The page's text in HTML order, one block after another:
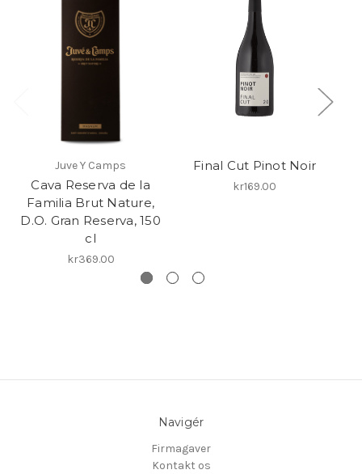
Juve Y Camps
Cava Reserva de la
Familia Brut Nature,
D.O. Gran Reserva, 150
cl
kr369.00
Final Cut Pinot Noir
kr169.00
Navigér
Firmagaver
Kontakt os